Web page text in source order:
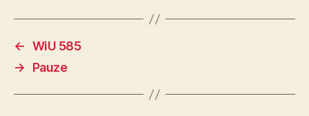
← WiU 585
→
Pauze